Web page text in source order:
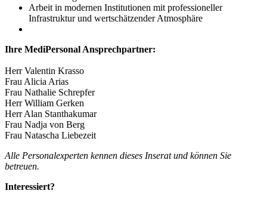
Arbeit in modernen Institutionen mit professioneller
Infrastruktur und wertschätzender Atmosphäre
Ihre MediPersonal Ansprechpartner:
Herr Valentin Krasso
Frau Alicia Arias
Frau Nathalie Schrepfer
Herr William Gerken
Herr Alan Stanthakumar
Frau Nadja von Berg
Frau Natascha Liebezeit
Alle Personalexperten kennen dieses Inserat und können Sie
betreuen.
Interessiert?